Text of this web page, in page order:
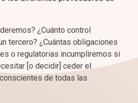
¿Cuánto control
tercero? ¿Cuántas obligaciones
o regulatorias incumpliremos si
[o decidir] ceder el
de todas las